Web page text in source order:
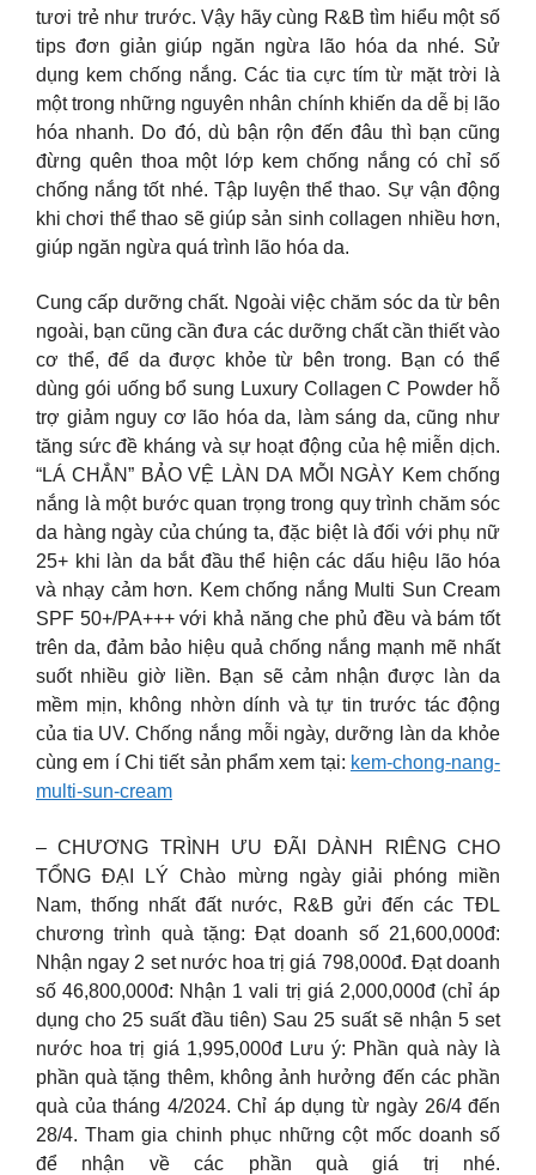
tươi trẻ như trước. Vậy hãy cùng R&B tìm hiểu một số
tips đơn giản giúp ngăn ngừa lão hóa da nhé. Sử
dụng kem chống nắng. Các tia cực tím từ mặt trời là
một trong những nguyên nhân chính khiến da dễ bị lão
hóa nhanh. Do đó, dù bận rộn đến đâu thì bạn cũng
đừng quên thoa một lớp kem chống nắng có chỉ số
chống nắng tốt nhé. Tập luyện thể thao. Sự vận động
khi chơi thể thao sẽ giúp sản sinh collagen nhiều hơn,
giúp ngăn ngừa quá trình lão hóa da.
Cung cấp dưỡng chất. Ngoài việc chăm sóc da từ bên
ngoài, bạn cũng cần đưa các dưỡng chất cần thiết vào
cơ thể, để da được khỏe từ bên trong. Bạn có thể
dùng gói uống bổ sung Luxury Collagen C Powder hỗ
trợ giảm nguy cơ lão hóa da, làm sáng da, cũng như
tăng sức đề kháng và sự hoạt động của hệ miễn dịch.
“LÁ CHẮN” BẢO VỆ LÀN DA MỖI NGÀY Kem chống
nắng là một bước quan trọng trong quy trình chăm sóc
da hàng ngày của chúng ta, đặc biệt là đối với phụ nữ
25+ khi làn da bắt đầu thể hiện các dấu hiệu lão hóa
và nhạy cảm hơn. Kem chống nắng Multi Sun Cream
SPF 50+/PA+++ với khả năng che phủ đều và bám tốt
trên da, đảm bảo hiệu quả chống nắng mạnh mẽ nhất
suốt nhiều giờ liền. Bạn sẽ cảm nhận được làn da
mềm mịn, không nhờn dính và tự tin trước tác động
của tia UV. Chống nắng mỗi ngày, dưỡng làn da khỏe
cùng em í Chi tiết sản phẩm xem tại: kem-chong-nang-
multi-sun-cream
– CHƯƠNG TRÌNH ƯU ĐÃI DÀNH RIÊNG CHO
TỔNG ĐẠI LÝ Chào mừng ngày giải phóng miền
Nam, thống nhất đất nước, R&B gửi đến các TĐL
chương trình quà tặng: Đạt doanh số 21,600,000đ:
Nhận ngay 2 set nước hoa trị giá 798,000đ. Đạt doanh
số 46,800,000đ: Nhận 1 vali trị giá 2,000,000đ (chỉ áp
dụng cho 25 suất đầu tiên) Sau 25 suất sẽ nhận 5 set
nước hoa trị giá 1,995,000đ Lưu ý: Phần quà này là
phần quà tặng thêm, không ảnh hưởng đến các phần
quà của tháng 4/2024. Chỉ áp dụng từ ngày 26/4 đến
28/4. Tham gia chinh phục những cột mốc doanh số
để nhận về các phần quà giá trị nhé.